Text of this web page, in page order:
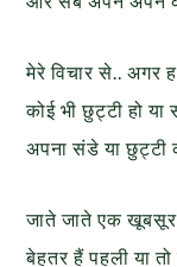
मेरे विचार से.. अगर
कोई भी छुट्टी हो
अपना संडे या छुट्टी
जाते जाते एक
बेहतर हैं पहली या